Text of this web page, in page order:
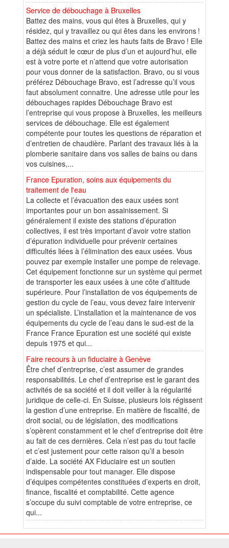
Service de débouchage à Bruxelles
Battez des mains, vous qui êtes à Bruxelles, qui y
résidez, qui y travaillez ou qui êtes dans les environs !
Battez des mains et criez les hauts faits de Bravo ! Elle
a déjà séduit le cœur de plus d’un et aujourd’hui, elle
est à votre porte et n’attend que votre autorisation
pour vous donner de la satisfaction. Bravo, ou si vous
préférez Débouchage Bravo, est l’adresse qu’il vous
faut absolument connaitre. Une adresse utile pour les
débouchages rapides Débouchage Bravo est
l’entreprise qui vous propose à Bruxelles, les meilleurs
services de débouchage. Elle est également
compétente pour toutes les questions de réparation et
d’entretien de chaudière. Parlant des travaux liés à la
plomberie sanitaire dans vos salles de bains ou dans
vos cuisines,...
France Epuration, soins aux équipements du
traitement de l'eau
La collecte et l’évacuation des eaux usées sont
importantes pour un bon assainissement. Si
généralement il existe des stations d’épuration
collectives, il est très important d’avoir votre station
d’épuration individuelle pour prévenir certaines
difficultés liées à l’élimination des eaux usées. Vous
pouvez par exemple installer une pompe de relevage.
Cet équipement fonctionne sur un système qui permet
de transporter les eaux usées à une côte d’altitude
supérieure. Pour l’installation de vos équipements de
gestion du cycle de l’eau, vous devez faire intervenir
un spécialiste. L’installation et la maintenance de vos
équipements du cycle de l’eau dans le sud-est de la
France France Epuration est une société qui existe
depuis 1975 et qui...
Faire recours à un fiduciaire à Genève
Être chef d’entreprise, c’est assumer de grandes
responsabilités. Le chef d’entreprise est le garant des
activités de sa société et il doit veiller à la régularité
juridique de celle-ci. En Suisse, plusieurs lois régissent
la gestion d’une entreprise. En matière de fiscalité, de
droit social, ou de législation, des modifications
s’opèrent constamment et le chef d’entreprise doit être
au fait de ces dernières. Cela n’est pas du tout facile
et c’est justement pour cette raison qu’il a besoin
d’aide. La société AX Fiduciaire est un soutien
indispensable pour tout manager. Elle dispose
d’équipes compétentes constituées d’experts en droit,
finance, fiscalité et comptabilité. Cette agence
s’occupe du suivi comptable de votre entreprise, ce
qui...